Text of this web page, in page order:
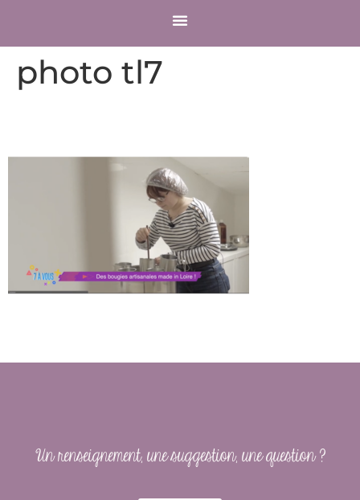
photo tl7
Un renseignement, une suggestion, une question ?